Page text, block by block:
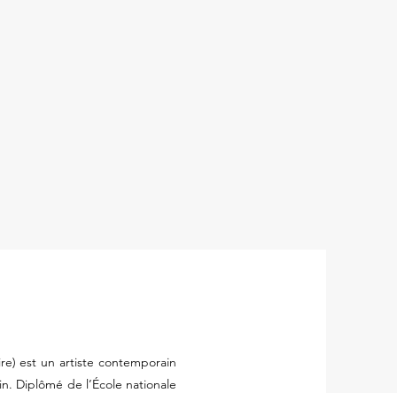
est un artiste contemporain
Diplômé de l’École nationale